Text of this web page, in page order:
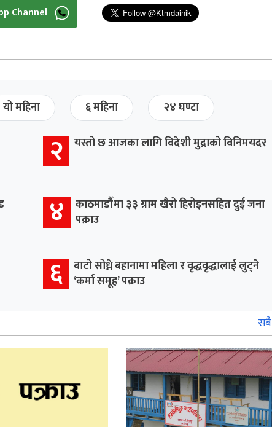
Channel
यो महिना ६ महिना २४ घण्टा
२ यस्तो छ आजका लागि विदेशी मुद्राको विनिमयदर
४ काठमाडौँमा ३३ ग्राम खैरो हिरोइनसहित दुई जना
पक्राउ
६ बाटो सोध्ने बहानामा महिला र वृद्धवृद्धालाई लुट्ने
‘कर्मा समूह’ पक्राउ
सबै